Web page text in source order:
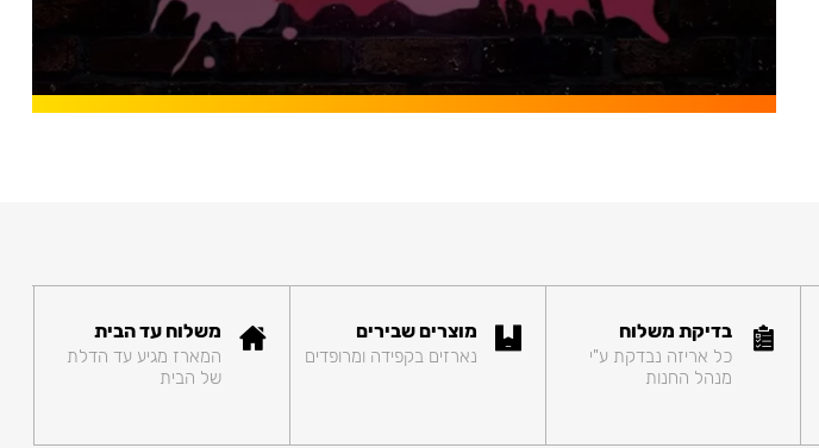
בדיקת משלוח
כל אריזה נבדקת ע"י
מנהל החנות
מוצרים שבירים
נארזים בקפידה ומרופדים
משלוח עד הבית
המארז מגיע עד הדלת
של הבית